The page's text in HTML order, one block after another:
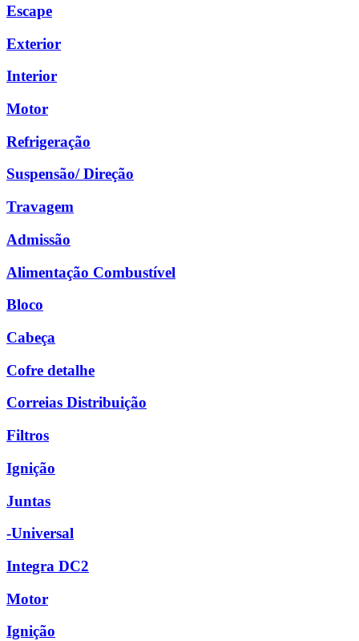
Escape
Exterior
Interior
Motor
Refrigeração
Suspensão/ Direção
Travagem
Admissão
Alimentação Combustível
Bloco
Cabeça
Cofre detalhe
Correias Distribuição
Filtros
Ignição
Juntas
-Universal
Integra DC2
Motor
Ignição